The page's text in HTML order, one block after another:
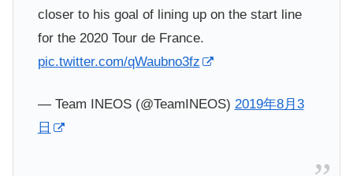
closer to his goal of lining up on the start line
for the 2020 Tour de France.
pic.twitter.com/qWaubno3fz
— Team INEOS (@TeamINEOS) 2019年8月3
日